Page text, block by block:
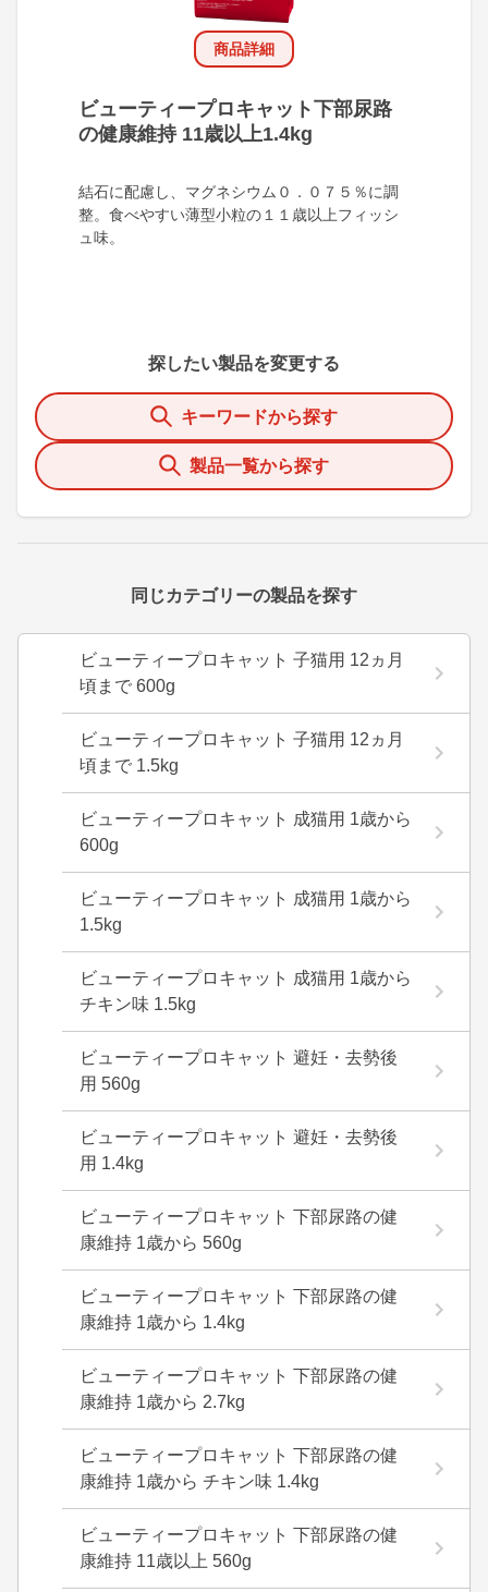
商品詳細
ビューティープロキャット下部尿路
の健康維持 11歳以上1.4kg
結石に配慮し、マグネシウム０．０７５％に調
整。食べやすい薄型小粒の１１歳以上フィッシ
ュ味。
探したい製品を変更する
キーワードから探す
製品一覧から探す
同じカテゴリーの製品を探す
ビューティープロキャット 子猫用 12ヵ月
頃まで 600g
ビューティープロキャット 子猫用 12ヵ月
頃まで 1.5kg
ビューティープロキャット 成猫用 1歳から
600g
ビューティープロキャット 成猫用 1歳から
1.5kg
ビューティープロキャット 成猫用 1歳から
チキン味 1.5kg
ビューティープロキャット 避妊・去勢後
用 560g
ビューティープロキャット 避妊・去勢後
用 1.4kg
ビューティープロキャット 下部尿路の健
康維持 1歳から 560g
ビューティープロキャット 下部尿路の健
康維持 1歳から 1.4kg
ビューティープロキャット 下部尿路の健
康維持 1歳から 2.7kg
ビューティープロキャット 下部尿路の健
康維持 1歳から チキン味 1.4kg
ビューティープロキャット 下部尿路の健
康維持 11歳以上 560g